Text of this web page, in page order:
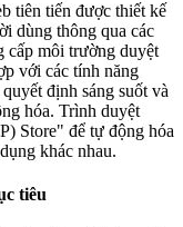
tiên tiến được thiết kế
dùng thông qua các
cấp môi trường duyệt
với các tính năng
định sáng suốt và
hóa. Trình duyệt
Store" để tự động hóa
khác nhau.
tiêu